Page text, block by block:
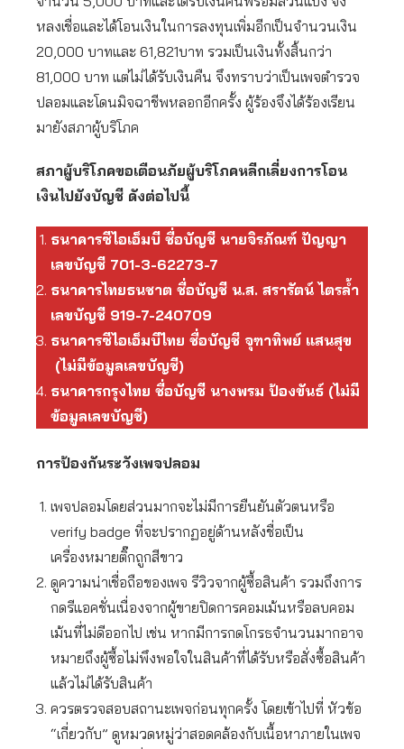
หลงเชื่อและได้โอนเงินในการลงทุนเพิ่มอีกเป็นจำนวนเงิน
20,000 บาทและ 61,821บาท รวมเป็นเงินทั้งสิ้นกว่า
81,000 บาท แต่ไม่ได้รับเงินคืน จึงทราบว่าเป็นเพจตำรวจ
ปลอมและโดนมิจฉาชีพหลอกอีกครั้ง ผู้ร้องจึงได้ร้องเรียน
มายังสภาผู้บริโภค
สภาผู้บริโภคขอเตือนภัยผู้บริโภคหลีกเลี่ยงการโอน
เงินไปยังบัญชี ดังต่อไปนี้
ธนาคารซีไอเอ็มบี ชื่อบัญชี นายจิรภัณฑ์ ปัญญา
เลขบัญชี 701-3-62273-7
ธนาคารไทยธนชาต ชื่อบัญชี น.ส. สรารัตน์ ไตรล้ำ
เลขบัญชี 919-7-240709
ธนาคารซีไอเอ็มบีไทย ชื่อบัญชี จุฑาทิพย์ แสนสุข
(ไม่มีข้อมูลเลขบัญชี)
ธนาคารกรุงไทย ชื่อบัญชี นางพรม ป้องขันธ์ (ไม่มี
ข้อมูลเลขบัญชี)
การป้องกันระวังเพจปลอม
เพจปลอมโดยส่วนมากจะไม่มีการยืนยันตัวตนหรือ
verify badge ที่จะปรากฏอยู่ด้านหลังชื่อเป็น
เครื่องหมายติ๊กถูกสีขาว
ดูความน่าเชื่อถือของเพจ รีวิวจากผู้ซื้อสินค้า รวมถึงการ
กดรีแอคชั่นเนื่องจากผู้ขายปิดการคอมเม้นหรือลบคอม
เม้นที่ไม่ดีออกไป เช่น หากมีการกดโกรธจำนวนมากอาจ
หมายถึงผู้ซื้อไม่พึงพอใจในสินค้าที่ได้รับหรือสั่งซื้อสินค้า
แล้วไม่ได้รับสินค้า
ควรตรวจสอบสถานะเพจก่อนทุกครั้ง โดยเข้าไปที่ หัวข้อ
“เกี่ยวกับ” ดูหมวดหมู่ว่าสอดคล้องกับเนื้อหาภายในเพจ